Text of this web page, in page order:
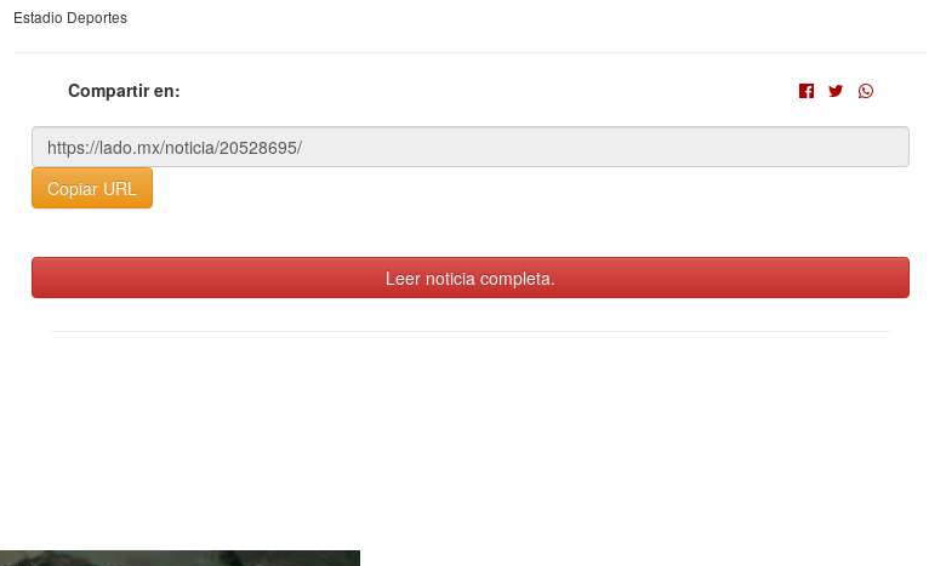
Estadio Deportes
Compartir en:
Copiar URL
Leer noticia completa.